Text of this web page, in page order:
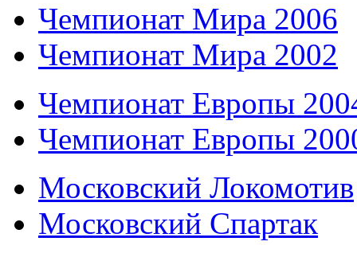
Чемпионат Мира 2006
Чемпионат Мира 2002
Чемпионат Европы
Чемпионат Европы
Московский Локомотив
Московский Спартак